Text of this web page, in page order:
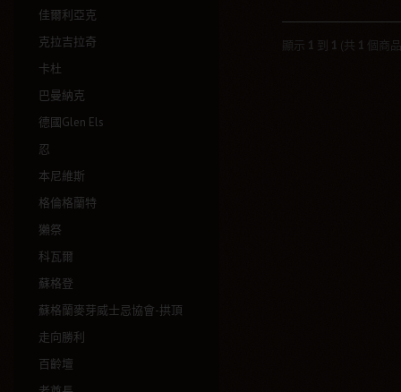
佳爾利亞克
克拉吉拉奇
卡杜
巴曼納克
德國Glen Els
忍
本尼維斯
格倫格蘭特
獺祭
科瓦爾
蘇格登
蘇格蘭麥芽威士忌協會-拱頂
走向勝利
百齡壇
顯示 1 到 1 (共 1 個商